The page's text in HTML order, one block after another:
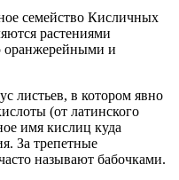
семейство Кисличных
растениями
оранжерейными и
листьев, в котором явно
(от латинского
имя кислиц куда
За трепетные
называют бабочками.